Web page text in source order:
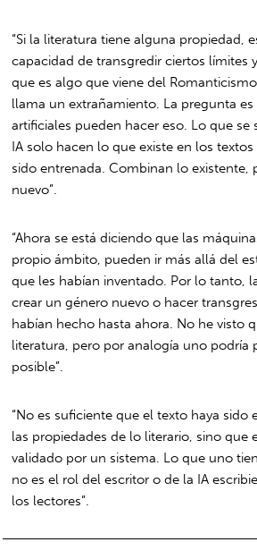
“Si la literatura tiene alguna propiedad,
capacidad de transgredir ciertos límites
que es algo que viene del
llama un extrañamiento. La pregunta es
artificiales pueden hacer eso. Lo que se
IA solo hacen lo que existe en los
sido entrenada. Combinan lo existente,
nuevo”.
“Ahora se está diciendo que las
propio ámbito, pueden ir más allá del
que les habían inventado. Por lo tanto,
crear un género nuevo o hacer
habían hecho hasta ahora. No he visto
literatura, pero por analogía uno podría
posible”.
“No es suficiente que el texto haya sido
las propiedades de lo literario, sino que
validado por un sistema. Lo que uno
no es el rol del escritor o de la IA
los lectores”.